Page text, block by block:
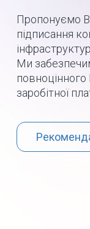
Пропонуємо
підписання
Ми
повноцінного
заробітної